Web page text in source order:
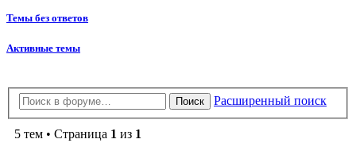
Темы без ответов
Активные темы
Поиск Расширенный поиск
5 тем • Страница 1 из 1